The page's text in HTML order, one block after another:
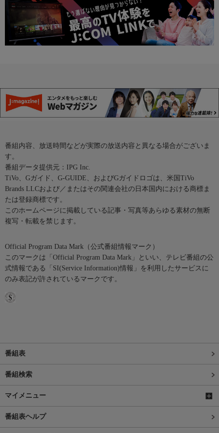
番組内容、放送時間などが実際の放送内容と異なる場合がございま
す。
番組データ提供元：IPG Inc.
TiVo、Gガイド、G-GUIDE、およびGガイドロゴは、米国TiVo
Brands LLCおよび／またはその関連会社の日本国内における商標ま
たは登録商標です。
このホームページに掲載している記事・写真等あらゆる素材の無断
複写・転載を禁じます。
Official Program Data Mark（公式番組情報マーク）
このマークは「Official Program Data Mark」といい、テレビ番組の公
式情報である「SI(Service Information)情報」を利用したサービスに
のみ表記が許されているマークです。
番組表
番組検索
マイメニュー
番組表ヘルプ